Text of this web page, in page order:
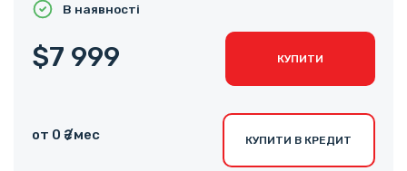
В наявності
$7 999 КУПИТИ
от 0 ₴ /мес КУПИТИ В КРЕДИТ